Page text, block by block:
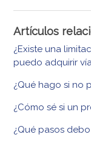
Artículos
¿Existe una
puedo adquirir
¿Qué hago si no
¿Cómo sé si un
¿Qué pasos